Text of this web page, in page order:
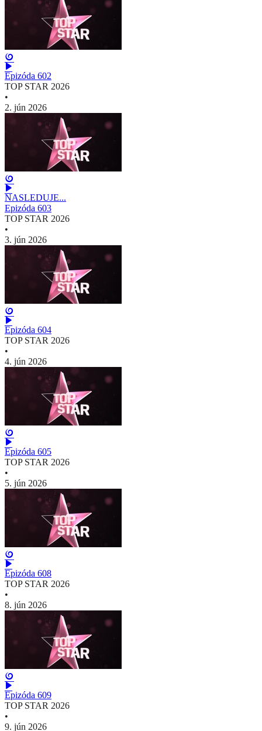
Epizóda 602
TOP STAR 2026
•
2. jún 2026
NASLEDUJE...
Epizóda 603
TOP STAR 2026
•
3. jún 2026
Epizóda 604
TOP STAR 2026
•
4. jún 2026
Epizóda 605
TOP STAR 2026
•
5. jún 2026
Epizóda 608
TOP STAR 2026
•
8. jún 2026
Epizóda 609
TOP STAR 2026
•
9. jún 2026